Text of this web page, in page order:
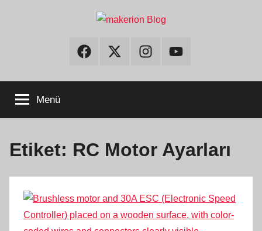
makerionFacebookTwitter InstagramYoutube
Menü
Etiket: RC Motor Ayarları